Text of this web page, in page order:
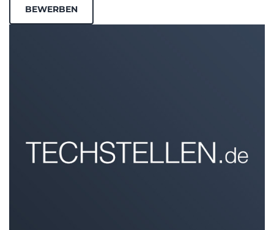
BEWERBEN